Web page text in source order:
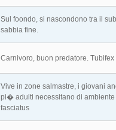
Sul foondo, si nascondono tra il
sabbia fine.
Carnivoro, buon predatore.
Vive in zone salmastre, i giovani
pi� adulti necessitano di ambiente
fasciatus